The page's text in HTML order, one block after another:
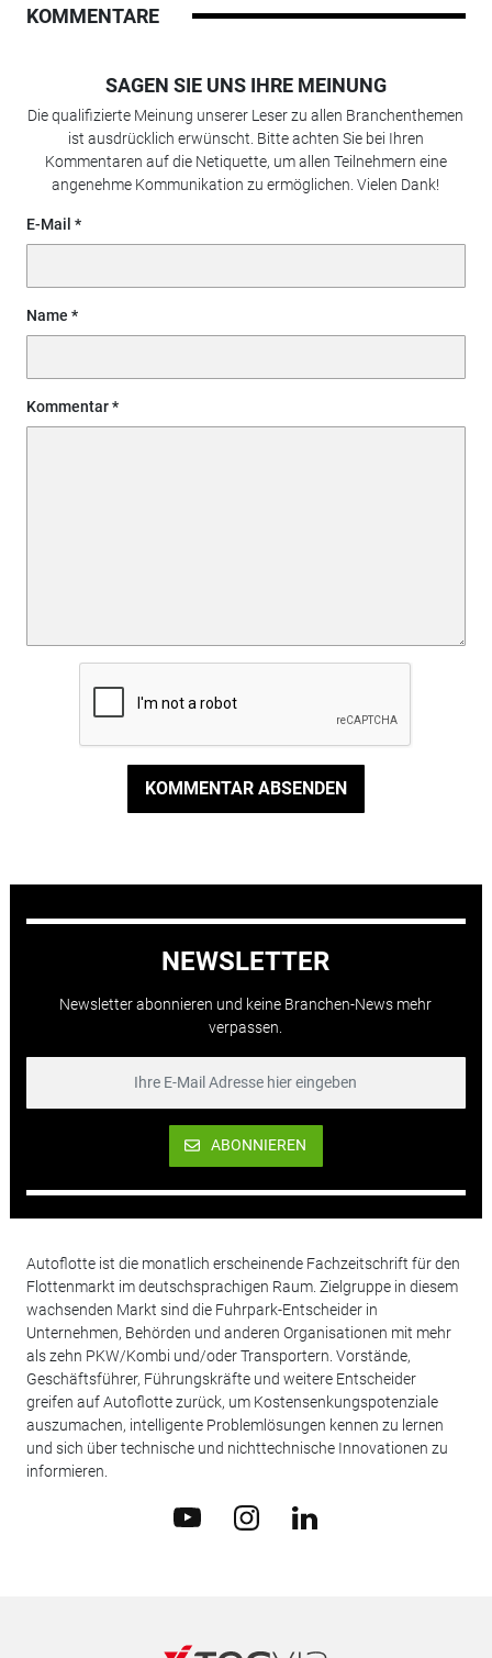
KOMMENTARE
SAGEN SIE UNS IHRE MEINUNG
Die qualifizierte Meinung unserer Leser zu allen Branchenthemen
ist ausdrücklich erwünscht. Bitte achten Sie bei Ihren
Kommentaren auf die Netiquette, um allen Teilnehmern eine
angenehme Kommunikation zu ermöglichen. Vielen Dank!
E-Mail
Name
Kommentar
KOMMENTAR ABSENDEN
NEWSLETTER
Newsletter abonnieren und keine Branchen-News mehr
verpassen.
ABONNIEREN
Autoflotte ist die monatlich erscheinende Fachzeitschrift für den
Flottenmarkt im deutschsprachigen Raum. Zielgruppe in diesem
wachsenden Markt sind die Fuhrpark-Entscheider in
Unternehmen, Behörden und anderen Organisationen mit mehr
als zehn PKW/Kombi und/oder Transportern. Vorstände,
Geschäftsführer, Führungskräfte und weitere Entscheider
greifen auf Autoflotte zurück, um Kostensenkungspotenziale
auszumachen, intelligente Problemlösungen kennen zu lernen
und sich über technische und nichttechnische Innovationen zu
informieren.